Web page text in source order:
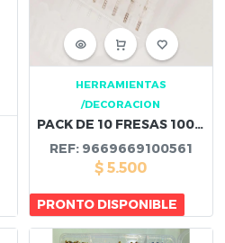
HERRAMIENTAS
/DECORACION
PACK DE 10 FRESAS 10056
REF: 9669669100561
$5.500
PRONTO DISPONIBLE